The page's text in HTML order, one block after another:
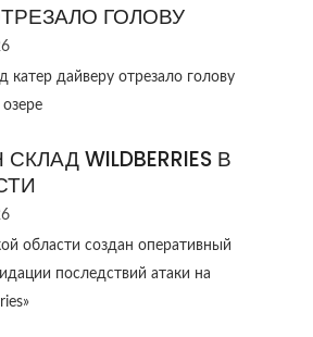
ГОЛОВУ
катер дайверу отрезало голову
WILDBERRIES В
области создан оперативный
последствий атаки на